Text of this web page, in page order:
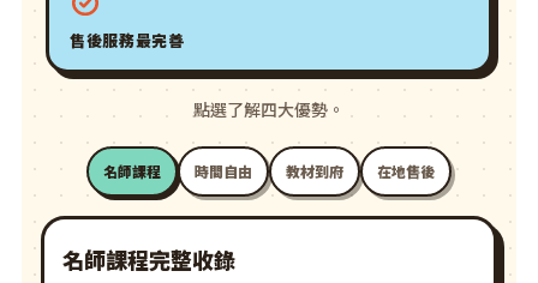
售後服務最完善
點選了解四大優勢。
名師課程 時間自由 教材到府 在地售後
名師課程完整收錄